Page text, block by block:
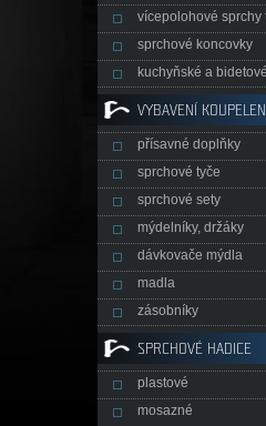
vícepolohové sprchy
sprchové koncovky
kuchyňské a bidetové
VYBAVENÍ KOUPELEN
přísavné doplňky
sprchové tyče
sprchové sety
mýdelníky, držáky
dávkovače mýdla
madla
zásobníky
SPRCHOVÉ HADICE
plastové
mosazné